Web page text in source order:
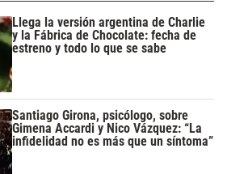
Llega la versión argentina de Charlie
y la Fábrica de Chocolate: fecha de
estreno y todo lo que se sabe
Santiago Girona, psicólogo, sobre
Gimena Accardi y Nico Vázquez: “La
infidelidad no es más que un síntoma”